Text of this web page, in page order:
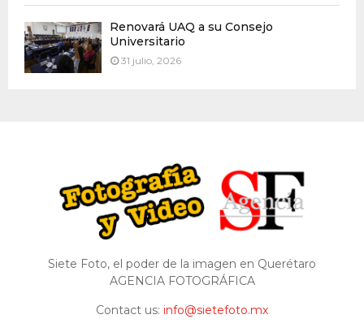
Renovará UAQ a su Consejo
Universitario
31 julio, 2026
Siete Foto, el poder de la imagen en Querétaro
AGENCIA FOTOGRÁFICA
Contact us: info@sietefoto.mx